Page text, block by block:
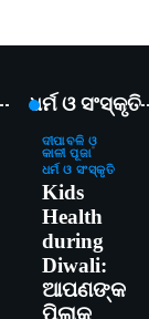
ଧର୍ମ ଓ ସଂସ୍କୃତି
ଦୀପାବଳି ଓ
କାଳୀ ପୂଜା
ଧର୍ମ ଓ ସଂସ୍କୃତି
Kids
Health
during
Diwali:
ଆପଣଙ୍କ
ପିଲାକୁ